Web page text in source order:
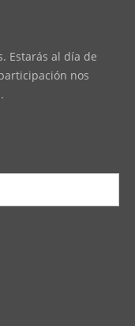
Estarás al día de
nos